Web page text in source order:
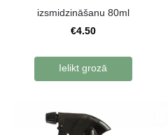
izsmidzināšanu 80ml
€4.50
Ielikt grozā